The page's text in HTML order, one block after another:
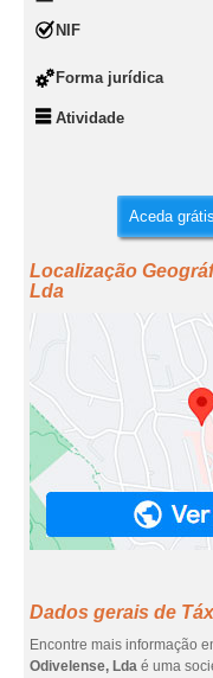
NIF
Forma jurídica
Atividade
Aceda
Localização
Lda
Dados gerais de
Encontre mais informação
Odivelense, Lda é uma